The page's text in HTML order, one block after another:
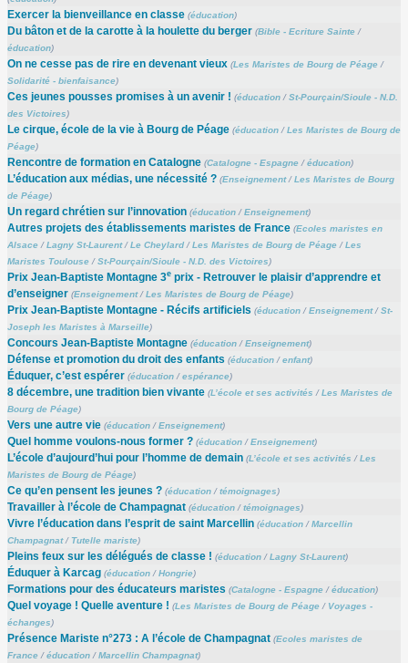
Exercer la bienveillance en classe (éducation)
Du bâton et de la carotte à la houlette du berger (Bible - Ecriture Sainte/
éducation)
On ne cesse pas de rire en devenant vieux (Les Maristes de Bourg de Péage/
Solidarité - bienfaisance)
Ces jeunes pousses promises à un avenir ! (éducation/St-Pourçain/Sioule - N.D.
des Victoires)
Le cirque, école de la vie à Bourg de Péage (éducation/Les Maristes de Bourg de
Péage)
Rencontre de formation en Catalogne (Catalogne - Espagne/éducation)
L’éducation aux médias, une nécessité ? (Enseignement/Les Maristes de Bourg
de Péage)
Un regard chrétien sur l’innovation (éducation/Enseignement)
Autres projets des établissements maristes de France (Ecoles maristes en
Alsace/Lagny St-Laurent/Le Cheylard/Les Maristes de Bourg de Péage/Les
Maristes Toulouse/St-Pourçain/Sioule - N.D. des Victoires)
Prix Jean-Baptiste Montagne 3eprix - Retrouver le plaisir d’apprendre et
d’enseigner (Enseignement/Les Maristes de Bourg de Péage)
Prix Jean-Baptiste Montagne - Récifs artificiels (éducation/Enseignement/St-
Joseph les Maristes à Marseille)
Concours Jean-Baptiste Montagne (éducation/Enseignement)
Défense et promotion du droit des enfants (éducation/enfant)
Éduquer, c’est espérer (éducation/espérance)
8 décembre, une tradition bien vivante (L’école et ses activités /Les Maristes de
Bourg de Péage)
Vers une autre vie (éducation/Enseignement)
Quel homme voulons-nous former ? (éducation/Enseignement)
L’école d’aujourd’hui pour l’homme de demain (L’école et ses activités /Les
Maristes de Bourg de Péage)
Ce qu’en pensent les jeunes ? (éducation/témoignages)
Travailler à l’école de Champagnat (éducation/témoignages)
Vivre l’éducation dans l’esprit de saint Marcellin (éducation/Marcellin
Champagnat/ Tutelle mariste)
Pleins feux sur les délégués de classe ! (éducation/Lagny St-Laurent)
Éduquer à Karcag (éducation/Hongrie)
Formations pour des éducateurs maristes (Catalogne - Espagne/éducation)
Quel voyage ! Quelle aventure ! (Les Maristes de Bourg de Péage/ Voyages -
échanges)
Présence Mariste n°273 : A l’école de Champagnat (Ecoles maristes de
France/éducation/Marcellin Champagnat)